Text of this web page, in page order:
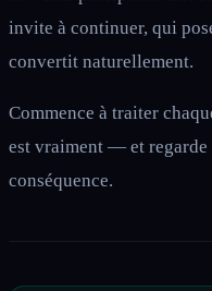
invite à continuer, qui
convertit naturellement.
Commence à traiter
est vraiment — et regarde
conséquence.